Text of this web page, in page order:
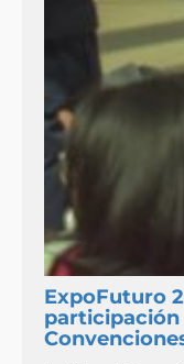
ExpoFuturo
participación